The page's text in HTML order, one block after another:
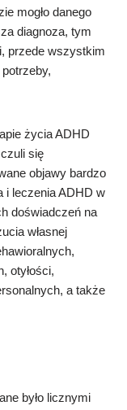
mogło danego
diagnoza, tym
przede wszystkim
życia ADHD
się
objawy bardzo
i leczenia ADHD w
doświadczeń na
własnej
otyłości,
a także
było licznymi